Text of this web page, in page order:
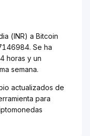
(INR) a Bitcoin
Se ha
horas y un
semana.
actualizados de
para